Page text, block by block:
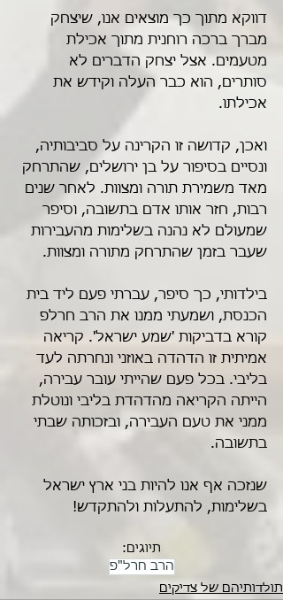
דווקא מתוך כך מוצאים אנו, שיצחק
מברך ברכה רוחנית מתוך אכילת
מטעמים. אצל יצחק הדברים לא
סותרים, הוא כבר העלה וקידש את
אכילתו.
ואכן, קדושה זו הקרינה על סביבותיה,
ונסיים בסיפור על בן ירושלים, שהתרחק
מאד משמירת תורה ומצוות. לאחר שנים
רבות, חזר אותו אדם בתשובה, וסיפר
שמעולם לא נהנה בשלימות מהעבירות
שעבר בזמן שהתרחק מתורה ומצוות.
בילדותי, כך סיפר, עברתי פעם ליד בית
הכנסת, ושמעתי ממנו את הרב חרלפ
קורא בדביקות 'שמע ישראל'. קריאה
אמיתית זו הדהדה באוזני ונחרתה לעד
בליבי. בכל פעם שהייתי עובר עבירה,
הייתה הקריאה מהדהדת בליבי ונוטלת
ממני את טעם העבירה, ובזכותה שבתי
בתשובה.
שנזכה אף אנו להיות בני ארץ ישראל
בשלימות, להתעלות ולהתקדש!
תיוגים:
הרב חרל"פ
תולדותיהם של צדיקים